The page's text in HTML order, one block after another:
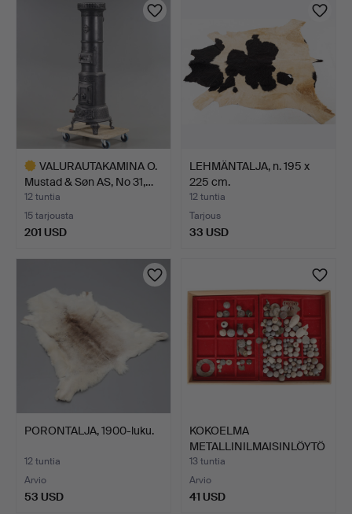
VALURAUTAKAMINA O.
Mustad & Søn AS, No 31,…
12 tuntia
15 tarjousta
201 USD
LEHMÄNTALJA, n. 195 x
225 cm.
12 tuntia
Tarjous
33 USD
PORONTALJA, 1900-luku.
12 tuntia
Arvio
53 USD
KOKOELMA
METALLINILMAISINLÖYTÖ
JÄ JA ESINEI…
13 tuntia
Arvio
41 USD